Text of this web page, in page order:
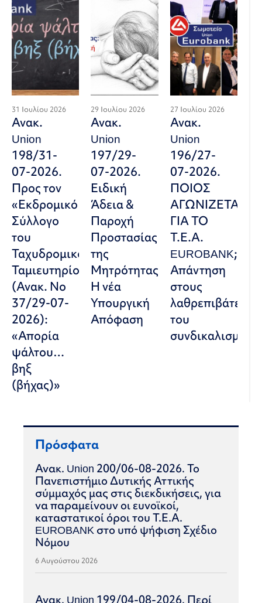
31 Ιουλίου 2026
Ανακ.
Union
198/31-
07-2026.
Προς τον
«Εκδρομικό
Σύλλογο
του
Ταχυδρομικού
Ταμιευτηρίου»
(Ανακ. Νο
37/29-07-
2026):
«Απορία
ψάλτου…
βηξ
(βήχας)»
29 Ιουλίου 2026
Ανακ.
Union
197/29-
07-2026.
Ειδική
Άδεια &
Παροχή
Προστασίας
της
Μητρότητας:
Η νέα
Υπουργική
Απόφαση
27 Ιουλίου 2026
Ανακ.
Union
196/27-
07-2026.
ΠΟΙΟΣ
ΑΓΩΝΙΖΕΤΑΙ
ΓΙΑ ΤΟ
Τ.Ε.Α.
EUROBANK;
Απάντηση
στους
λαθρεπιβάτες
του
συνδικαλισμού
Πρόσφατα
Ανακ. Union 200/06-08-2026. Το
Πανεπιστήμιο Δυτικής Αττικής
σύμμαχός μας στις διεκδικήσεις, για
να παραμείνουν οι ευνοϊκοί,
καταστατικοί όροι του Τ.Ε.Α.
EUROBANK στο υπό ψήφιση Σχέδιο
Νόμου
6 Αυγούστου 2026
Ανακ. Union 199/04-08-2026. Περί